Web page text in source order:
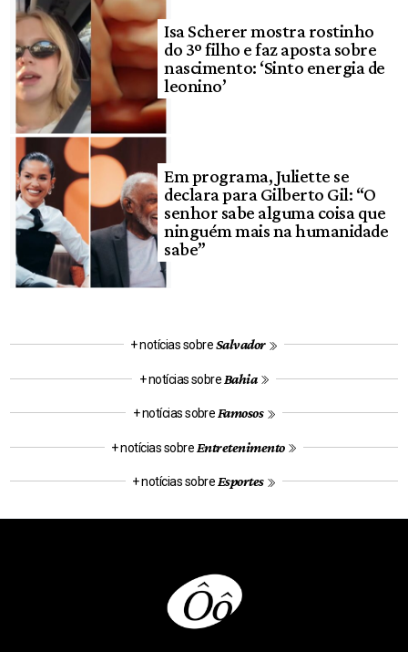
Isa Scherer mostra rostinho
do 3º filho e faz aposta sobre
nascimento: ‘Sinto energia de
leonino’
Em programa, Juliette se
declara para Gilberto Gil: “O
senhor sabe alguma coisa que
ninguém mais na humanidade
sabe”
+ notícias sobreSalvador
+ notícias sobre Bahia
+ notícias sobre Famosos
+ notícias sobre Entretenimento
+ notícias sobre Esportes